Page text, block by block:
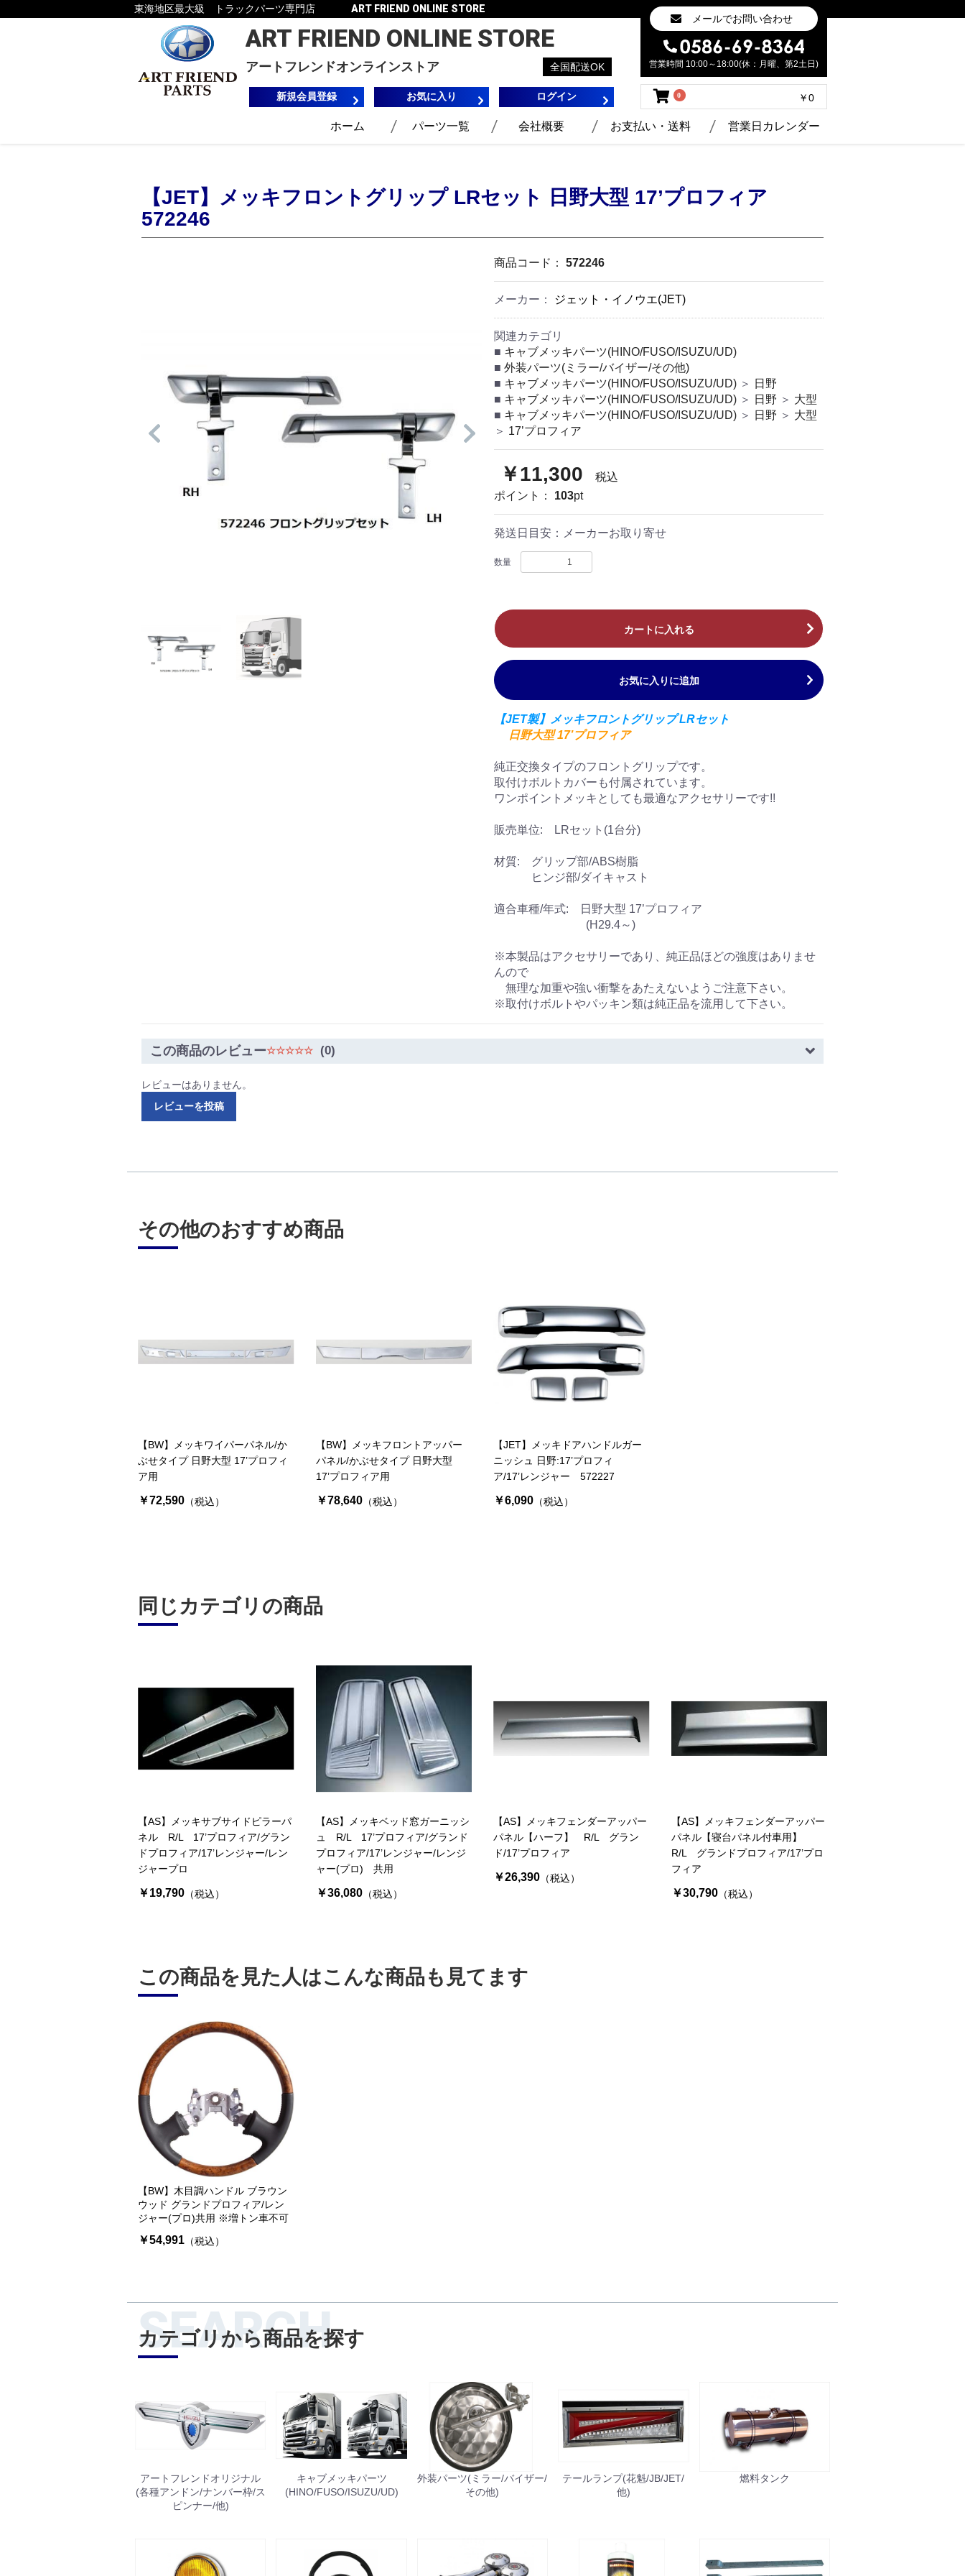
東海地区最大級 トラックパーツ専門店 ART FRIEND ONLINE STORE
ART FRIEND ONLINE STORE
アートフレンドオンラインストア 全国配送OK
メールでお問い合わせ
営業時間 10:00～18:00(休：月曜、第2土日)
新規会員登録 お気に入り ログイン 0 ￥0
ホーム パーツ一覧 会社概要 お支払い・送料 営業日カレンダー
【JET】メッキフロントグリップ LRセット 日野大型 17’プロフィア
572246
商品コード： 572246
メーカー： ジェット・イノウエ(JET)
関連カテゴリ
キャブメッキパーツ(HINO/FUSO/ISUZU/UD)
外装パーツ(ミラー/バイザー/その他)
キャブメッキパーツ(HINO/FUSO/ISUZU/UD) ＞
日野
キャブメッキパーツ(HINO/FUSO/ISUZU/UD) ＞ 日野 ＞ 大型
キャブメッキパーツ(HINO/FUSO/ISUZU/UD) ＞ 日野 ＞ 大型
＞ 17’プロフィア
￥11,300
税込
ポイント： 103pt
発送日目安： メーカーお取り寄せ
数量
カートに入れる
お気に入りに追加
【JET製】メッキフロントグリップ LRセット
日野大型 17’プロフィア
純正交換タイプのフロントグリップです。
取付けボルトカバーも付属されています。
ワンポイントメッキとしても最適なアクセサリーです!!
販売単位: LRセット(1台分)
材質: グリップ部/ABS樹脂
ヒンジ部/ダイキャスト
適合車種/年式: 日野大型 17’プロフィア
(H29.4～)
※本製品はアクセサリーであり、純正品ほどの強度はありませ
んので
無理な加重や強い衝撃をあたえないようご注意下さい。
※取付けボルトやパッキン類は純正品を流用して下さい。
この商品のレビュー☆☆☆☆☆ (0)
レビューはありません。
レビューを投稿
その他のおすすめ商品
【BW】メッキワイパーパネル/か
ぶせタイプ 日野大型 17’プロフィ
ア用
￥72,590 （税込）
【BW】メッキフロントアッパー
パネル/かぶせタイプ 日野大型
17’プロフィア用
￥78,640（税込）
【JET】メッキドアハンドルガー
ニッシュ 日野:17’プロフィ
ア/17’レンジャー 572227
￥6,090 （税込）
同じカテゴリの商品
【AS】メッキサブサイドピラーパ
ネル R/L 17’プロフィア/グラン
ドプロフィア/17’レンジャー/レン
ジャープロ
￥19,790 （税込）
【AS】メッキベッド窓ガーニッシ
ュ R/L 17’プロフィア/グランド
プロフィア/17’レンジャー/レンジ
ャー(プロ) 共用
￥36,080（税込）
【AS】メッキフェンダーアッパー
パネル【ハーフ】 R/L グラン
ド/17’プロフィア
￥26,390 （税込）
【AS】メッキフェンダーアッパー
パネル【寝台パネル付車用】
R/L グランドプロフィア/17’プロ
フィア
￥30,790（税込）
この商品を見た人はこんな商品も見てます
【BW】木目調ハンドル ブラウン
ウッド グランドプロフィア/レン
ジャー(プロ)共用 ※増トン車不可
￥54,991 （税込）
SEARCH
カテゴリから商品を探す
アートフレンドオリジナル
(各種アンドン/ナンバー枠/ス
ピンナー/他)
キャブメッキパーツ
(HINO/FUSO/ISUZU/UD)
外装パーツ(ミラー/バイザー/
その他)
テールランプ(花魁/JB/JET/
他)
燃料タンク